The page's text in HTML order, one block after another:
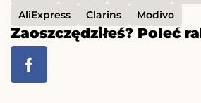
AliExpress
Clarins Modivo
Zaoszczędziłeś? Poleć